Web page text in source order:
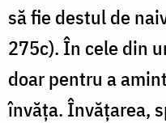
să fie destul de
275c). În cele din
doar pentru a
învăţa. Învăţarea,